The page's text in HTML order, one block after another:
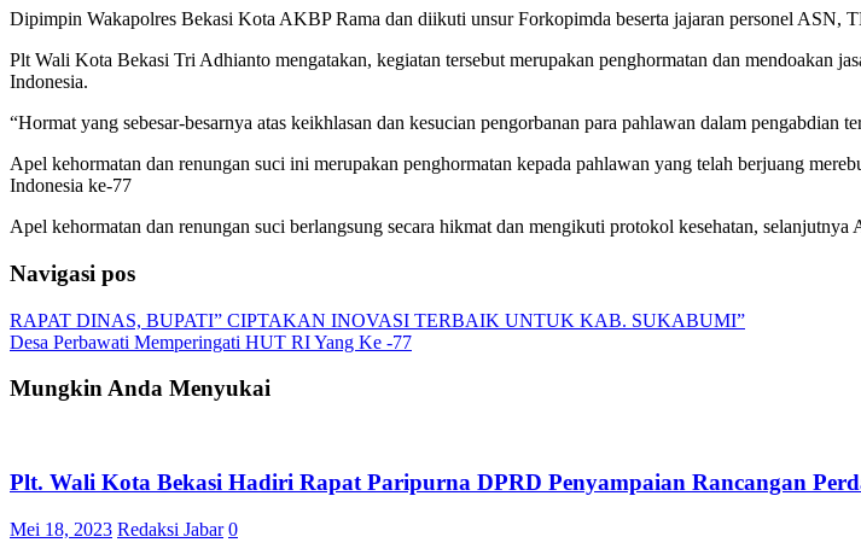
Dipimpin Wakapolres Bekasi Kota AKBP Rama dan diikuti unsur Forkopimda beserta jajaran personel ASN,
Plt Wali Kota Bekasi Tri Adhianto mengatakan, kegiatan tersebut merupakan penghormatan dan mendoakan
Indonesia.
“Hormat yang sebesar-besarnya atas keikhlasan dan kesucian pengorbanan para pahlawan dalam pengabdian
Apel kehormatan dan renungan suci ini merupakan penghormatan kepada pahlawan yang telah berjuang
Indonesia ke-77
Apel kehormatan dan renungan suci berlangsung secara hikmat dan mengikuti protokol kesehatan,
Navigasi pos
RAPAT DINAS, BUPATI” CIPTAKAN INOVASI TERBAIK UNTUK KAB. SUKABUMI”
Desa Perbawati Memperingati HUT RI Yang Ke -77
Mungkin Anda Menyukai
Plt. Wali Kota Bekasi Hadiri Rapat Paripurna DPRD Penyampaian Rancangan
Mei 18, 2023 Redaksi Jabar 0